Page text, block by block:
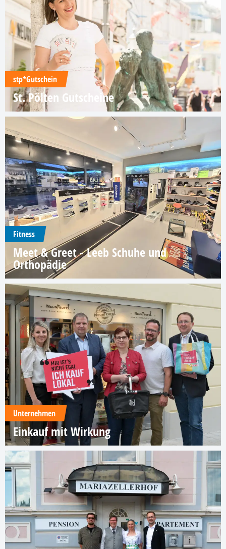
stp*Gutschein
St. Pölten Gutscheine
Fitness
Meet & Greet - Leeb Schuhe und
Orthopädie
Unternehmen
Einkauf mit Wirkung